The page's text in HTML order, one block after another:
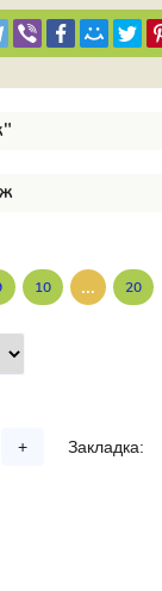
10 ... 20
+ Закладка: